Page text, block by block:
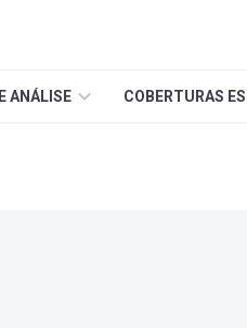
ANÁLISE COBERTURAS